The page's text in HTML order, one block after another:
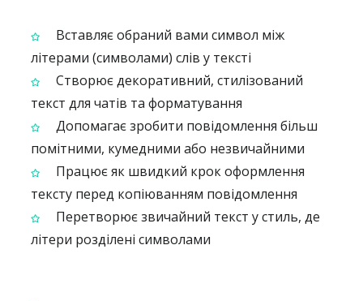
Вставляє обраний вами символ між
літерами (символами) слів у тексті
Створює декоративний, стилізований
текст для чатів та форматування
Допомагає зробити повідомлення більш
помітними, кумедними або незвичайними
Працює як швидкий крок оформлення
тексту перед копіюванням повідомлення
Перетворює звичайний текст у стиль, де
літери розділені символами